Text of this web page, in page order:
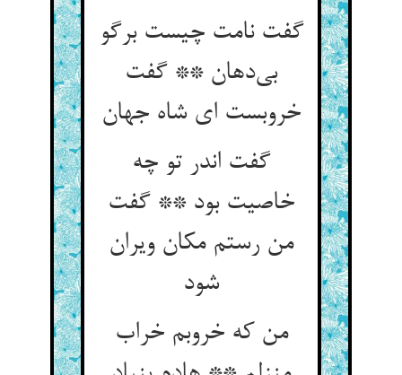
گفت نامت چیست برگو
بی‌دهان ** گفت
خروبست ای شاه جهان
گفت اندر تو چه
خاصیت بود ** گفت
من رستم مکان ویران
شود
من که خروبم خراب